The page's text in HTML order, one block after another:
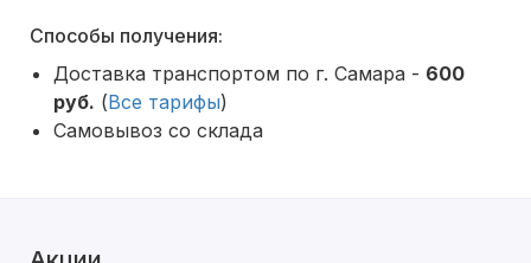
Способы получения:
Доставка транспортом по г. Самара - 600
руб. (Все тарифы)
Самовывоз со склада